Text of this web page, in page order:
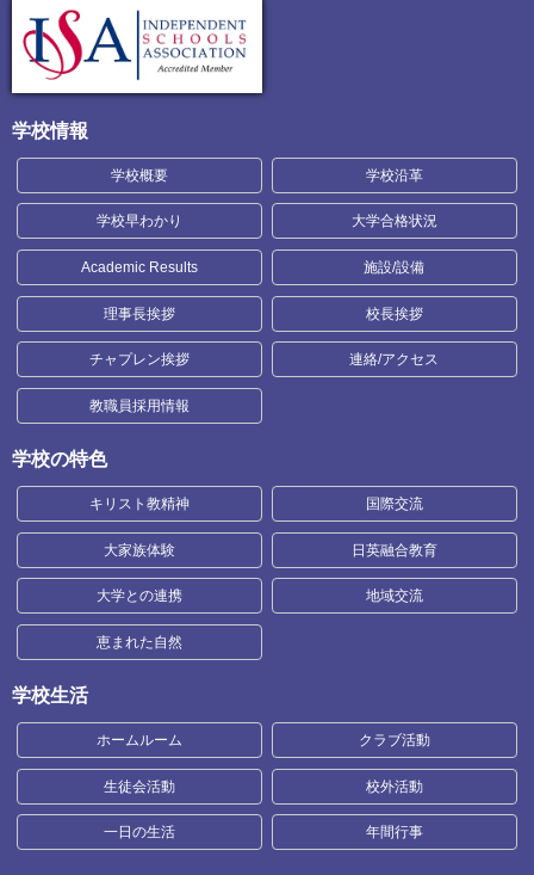
学校情報
学校概要 学校沿革
学校早わかり 大学合格状況
Academic Results 施設/設備
理事長挨拶 校長挨拶
チャプレン挨拶 連絡/アクセス
教職員採用情報
学校の特色
キリスト教精神 国際交流
大家族体験 日英融合教育
大学との連携 地域交流
恵まれた自然
学校生活
ホームルーム クラブ活動
生徒会活動 校外活動
一日の生活 年間行事